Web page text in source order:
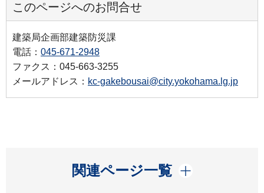
このページへのお問合せ
建築局企画部建築防災課
電話： 045-671-2948
ファクス：045-663-3255
メールアドレス： kc-gakebousai@city.yokohama.lg.jp
関連ページ一覧
開く